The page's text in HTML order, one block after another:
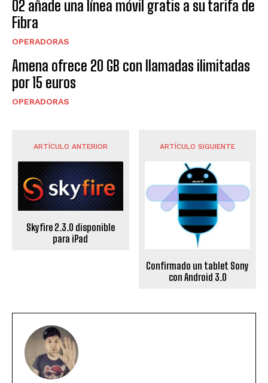
O2 añade una línea móvil gratis a su tarifa de
Fibra
OPERADORAS
Amena ofrece 20 GB con llamadas ilimitadas
por 15 euros
OPERADORAS
ARTÍCULO ANTERIOR
Skyfire 2.3.0 disponible
para iPad
ARTÍCULO SIGUIENTE
Confirmado un tablet Sony
con Android 3.0